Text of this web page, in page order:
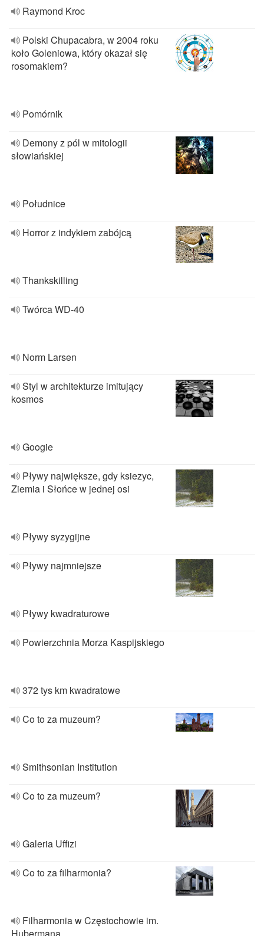
Raymond Kroc
Polski Chupacabra, w 2004 roku
koło Goleniowa, który okazał się
rosomakiem?
Pomórnik
Demony z pól w mitologii
słowiańskiej
Południce
Horror z indykiem zabójcą
Thankskilling
Twórca WD-40
Norm Larsen
Styl w architekturze imitujący
kosmos
Googie
Pływy największe, gdy ksiezyc,
Ziemia i Słońce w jednej osi
Pływy syzygijne
Pływy najmniejsze
Pływy kwadraturowe
Powierzchnia Morza Kaspijskiego
372 tys km kwadratowe
Co to za muzeum?
Smithsonian Institution
Co to za muzeum?
Galeria Uffizi
Co to za filharmonia?
Filharmonia w Częstochowie im.